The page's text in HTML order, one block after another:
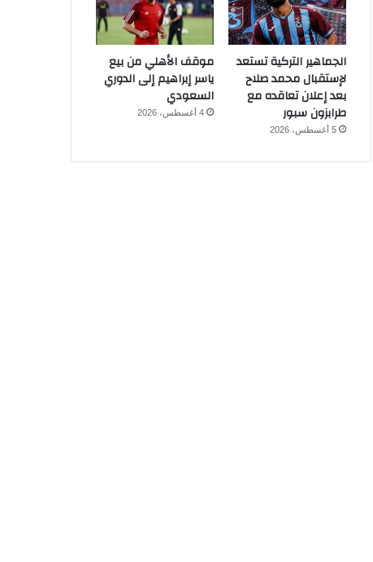
الجماهير التركية تستعد
لإستقبال محمد صلاح
بعد إعلان تعاقده مع
طرابزون سبور
5 أغسطس، 2026
موقف الأهلي من بيع
ياسر إبراهيم إلى الدوري
السعودي
4 أغسطس، 2026